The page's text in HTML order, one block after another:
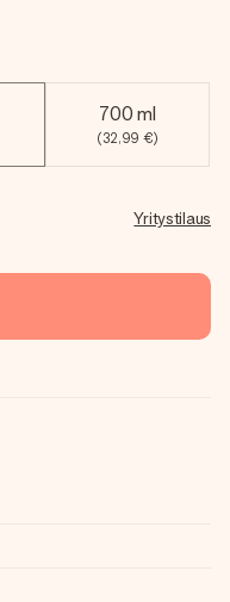
700 ml
(32,99 €)
Yritystilaus